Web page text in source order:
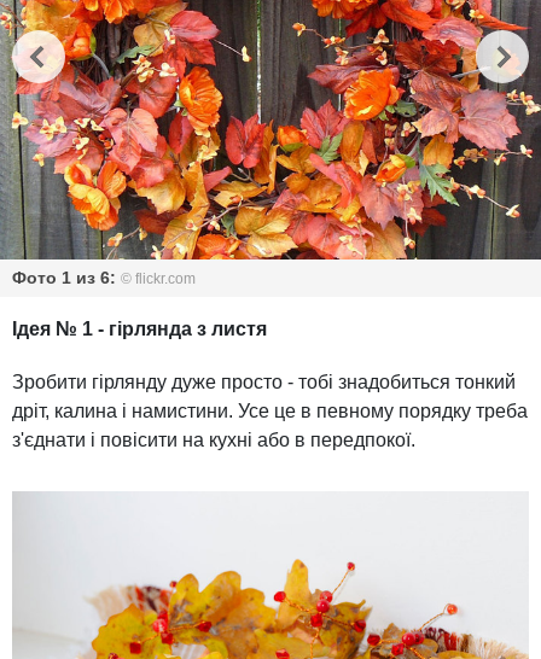
Фото 1 из 6: © flickr.com
Ідея № 1 - гірлянда з листя
Зробити гірлянду дуже просто - тобі знадобиться тонкий
дріт, калина і намистини. Усе це в певному порядку треба
з'єднати і повісити на кухні або в передпокої.